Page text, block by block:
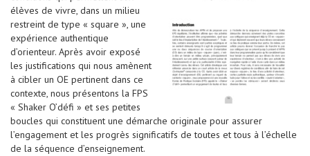
élèves de vivre, dans un milieu
restreint de type « square », une
expérience authentique
d’orienteur. Après avoir exposé
les justifications qui nous amènent
à cibler un OE pertinent dans ce
contexte, nous présentons la FPS
« Shaker O’défi » et ses petites
boucles qui constituent une démarche originale pour assurer
l’engagement et les progrès significatifs de toutes et tous à l’échelle
de la séquence d’enseignement.